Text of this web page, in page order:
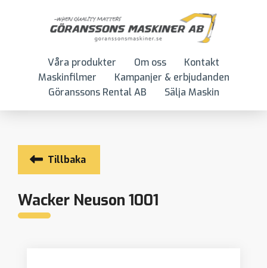
Våra produkter Om oss
Kontakt
Maskinfilmer
Kampanjer & erbjudanden
Göranssons Rental AB
Sälja Maskin
Tillbaka
Wacker Neuson 1001